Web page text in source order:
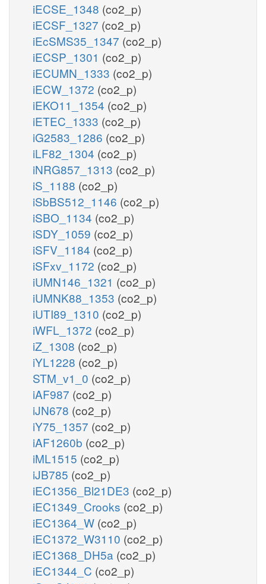
iECSE_1348 (co2_p)
iECSF_1327 (co2_p)
iEcSMS35_1347 (co2_p)
iECSP_1301 (co2_p)
iECUMN_1333 (co2_p)
iECW_1372 (co2_p)
iEKO11_1354 (co2_p)
iETEC_1333 (co2_p)
iG2583_1286 (co2_p)
iLF82_1304 (co2_p)
iNRG857_1313 (co2_p)
iS_1188 (co2_p)
iSbBS512_1146 (co2_p)
iSBO_1134 (co2_p)
iSDY_1059 (co2_p)
iSFV_1184 (co2_p)
iSFxv_1172 (co2_p)
iUMN146_1321 (co2_p)
iUMNK88_1353 (co2_p)
iUTI89_1310 (co2_p)
iWFL_1372 (co2_p)
iZ_1308 (co2_p)
iYL1228 (co2_p)
STM_v1_0 (co2_p)
iAF987 (co2_p)
iJN678 (co2_p)
iY75_1357 (co2_p)
iAF1260b (co2_p)
iML1515 (co2_p)
iJB785 (co2_p)
iEC1356_Bl21DE3 (co2_p)
iEC1349_Crooks (co2_p)
iEC1364_W (co2_p)
iEC1372_W3110 (co2_p)
iEC1368_DH5a (co2_p)
iEC1344_C (co2_p)